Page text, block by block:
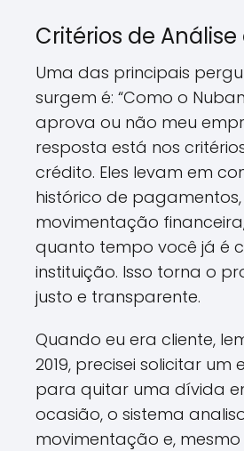
Critérios de
Uma das principais
surgem é: “Como o
aprova ou não meu
resposta está nos
crédito. Eles levam em
histórico de
movimentação
quanto tempo você já é
instituição. Isso torna o
justo e transparente.
Quando eu era cliente,
2019, precisei solicitar um
para quitar uma dívida
ocasião, o sistema
movimentação e,